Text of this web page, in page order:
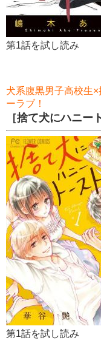
第1話を試し読み
犬系腹黒男子高校生
ーラブ！
［捨て犬にハニー
第1話を試し読み